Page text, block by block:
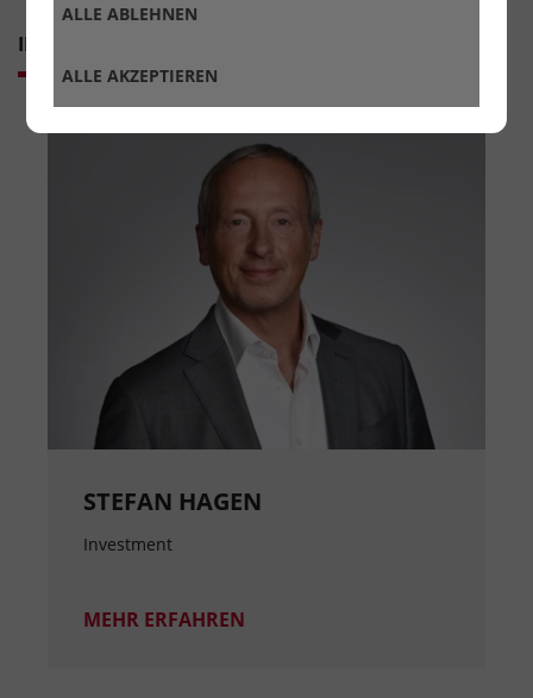
IHRE ANSPRECHPARTNER
STEFAN HAGEN
Investment
MEHR ERFAHREN
ALLE ABLEHNEN
ALLE AKZEPTIEREN